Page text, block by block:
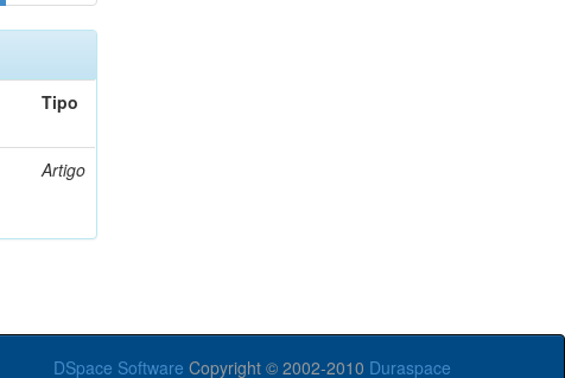
Tipo
Artigo
DSpace Software Copyright © 2002-2010 Duraspace